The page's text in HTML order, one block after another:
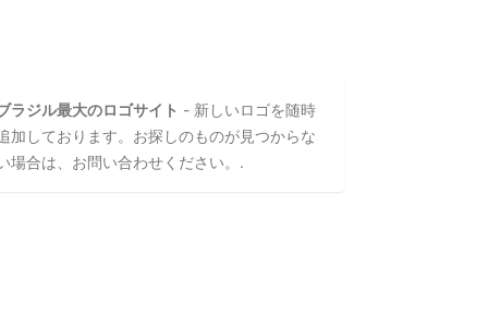
ラジル最大のロゴサイト - 新しいロゴを随時
加しております。お探しのものが見つからな
場合は、お問い合わせください。.